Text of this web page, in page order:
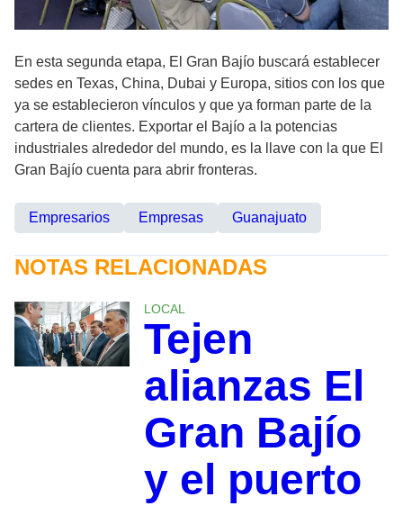
En esta segunda etapa, El Gran Bajío buscará establecer
sedes en Texas, China, Dubai y Europa, sitios con los que
ya se establecieron vínculos y que ya forman parte de la
cartera de clientes. Exportar el Bajío a la potencias
industriales alrededor del mundo, es la llave con la que El
Gran Bajío cuenta para abrir fronteras.
Empresarios Empresas Guanajuato
NOTAS RELACIONADAS
LOCAL
Tejen
alianzas El
Gran Bajío
y el puerto